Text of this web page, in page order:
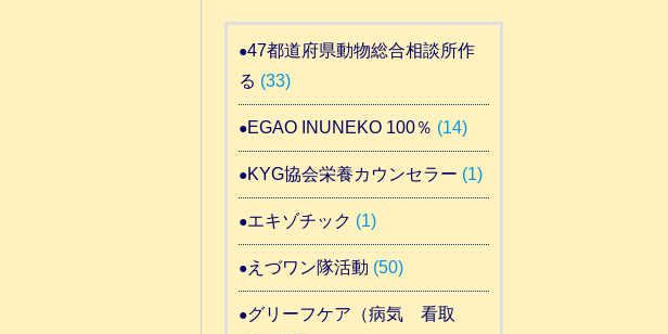
47都道府県動物総合相談所作
る (33)
EGAO INUNEKO 100％ (14)
KYG協会栄養カウンセラー (1)
エキゾチック (1)
えづワン隊活動 (50)
グリーフケア（病気 看取